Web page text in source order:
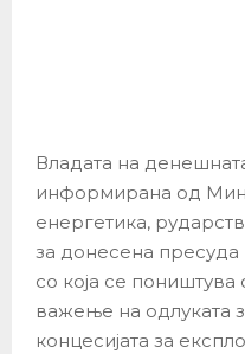
Владата на
информирана од
енергетика,
за донесена
со која се поништува
важење на одлуката
концесијата за